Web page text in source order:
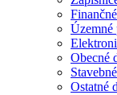
Územné
Obecné
Ostatné